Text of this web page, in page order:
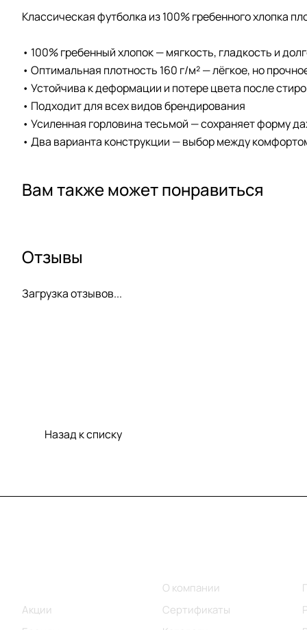
Классическая футболка из 100% гребенного хлопка
• 100% гребенный хлопок — мягкость, гладкость и
• Оптимальная плотность 160 г/м² — лёгкое, но
• Устойчива к деформации и потере цвета после
• Подходит для всех видов брендирования
• Усиленная горловина тесьмой — сохраняет форму
• Два варианта конструкции — выбор между
Вам также может понравиться
Отзывы
Загрузка отзывов...
Назад к списку
Акции
О компании
Сертификаты